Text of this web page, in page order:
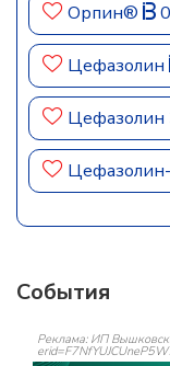
Орпин®
Цефазолин
События
Реклама: ИП